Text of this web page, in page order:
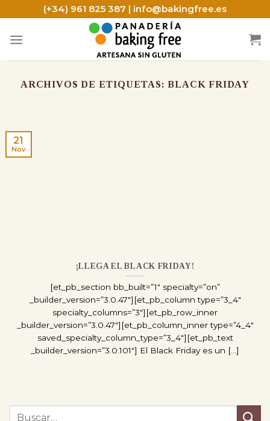
to
content
(+34) 961 825 387 | info@bakingfree.es
ARCHIVOS DE ETIQUETAS:BLACK FRIDAY
¡LLEGA EL BLACK FRIDAY!
[et_pb_section bb_built=”1″ specialty=”on”
_builder_version=”3.0.47″][et_pb_column type=”3_4″
specialty_columns=”3″][et_pb_row_inner
_builder_version=”3.0.47″][et_pb_column_inner type=”4_4″
saved_specialty_column_type=”3_4″][et_pb_text
_builder_version=”3.0.101″] El Black Friday es un [...]
21
Nov